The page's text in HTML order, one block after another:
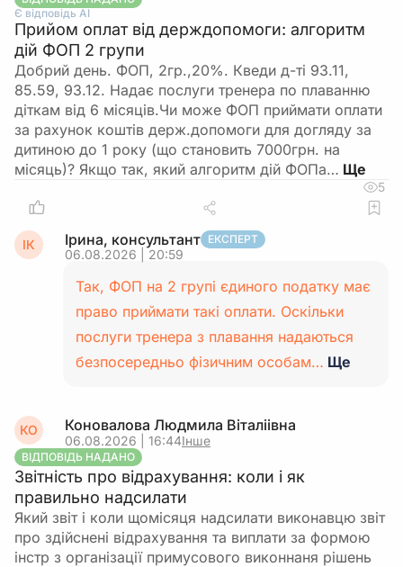
Є відповідь АІ
Прийом оплат від держдопомоги: алгоритм
дій ФОП 2 групи
Добрий день. ФОП, 2гр.,20%. Кведи д-ті 93.11,
85.59, 93.12. Надає послуги тренера по плаванню
діткам від 6 місяців.Чи може ФОП приймати оплати
за рахунок коштів держ.допомоги для догляду за
дитиною до 1 року (що становить 7000грн. на
місяць)? Якщо так, який алгоритм дій ФОПа…
5
ІК Ірина, консультант ЕКСПЕРТ
06.08.2026 | 20:59
Так, ФОП на 2 групі єдиного податку має
право приймати такі оплати. Оскільки
послуги тренера з плавання надаються
безпосередньо фізичним особам… Ще
КО Коновалова Людмила Віталіівна
06.08.2026 | 16:44Інше
ВІДПОВІДЬ НАДАНО
Звітність про відрахування: коли і як
правильно надсилати
Який звіт і коли щомісяця надсилати виконавцю звіт
про здійснені відрахування та виплати за формою
інстр з організації примусового виконнаня рішень